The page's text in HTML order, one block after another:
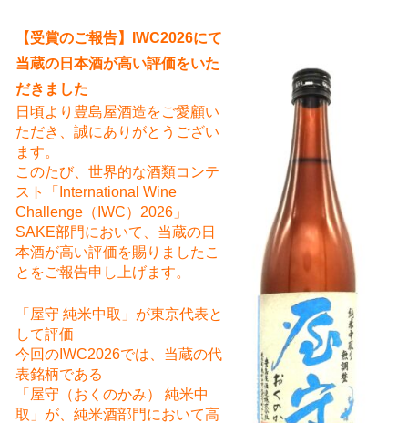
【受賞のご報告】IWC2026にて
当蔵の日本酒が高い評価をいた
だきました
日頃より豊島屋酒造をご愛顧い
ただき、誠にありがとうござい
ます。
このたび、世界的な酒類コンテ
スト「International Wine
Challenge（IWC）2026」
SAKE部門において、当蔵の日
本酒が高い評価を賜りましたこ
とをご報告申し上げます。
「屋守 純米中取」が東京代表と
して評価
今回のIWC2026では、当蔵の代
表銘柄である
「屋守（おくのかみ） 純米中
取」が、純米酒部門において高